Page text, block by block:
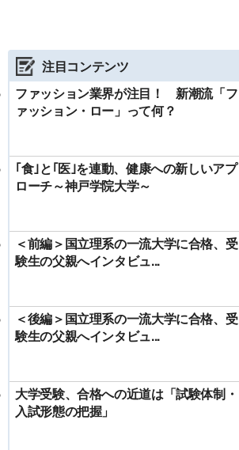
注目コンテンツ
ファッション業界が注目！ 新潮流「フ
ァッション・ロー」って何？
｢食｣と｢医｣を連動、健康への新しいアプ
ローチ～神戸学院大学～
＜前編＞国立理系の一流大学に合格、受
験生の父親へインタビュ...
＜後編＞国立理系の一流大学に合格、受
験生の父親へインタビュ...
大学受験、合格への近道は「試験体制・
入試形態の把握」